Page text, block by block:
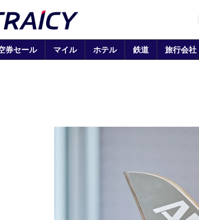
券セール マイル ホテル 鉄道 旅行会社